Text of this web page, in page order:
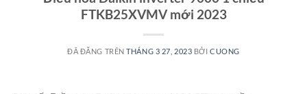
FTKB25XVMV mới 2023
ĐÃ ĐĂNG TRÊNTHÁNG 3 27, 2023 BỞICUONG